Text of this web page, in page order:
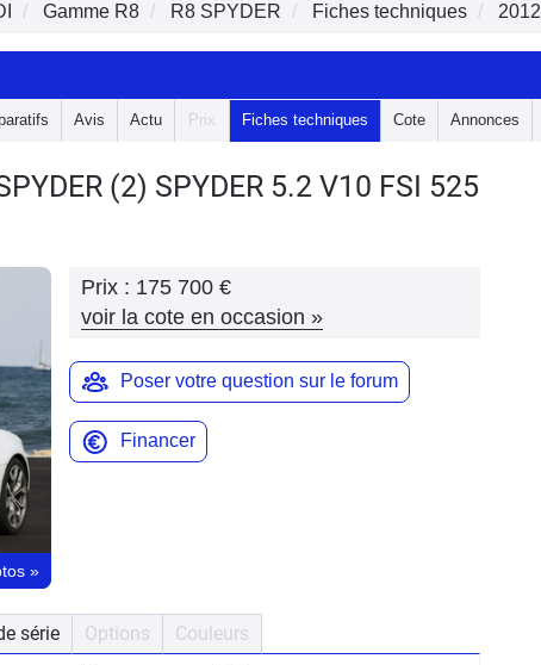
Gamme R8 R8 SPYDER Fiches techniques 2012
Avis Actu Prix Fiches techniques Cote Annonces
(2) SPYDER 5.2 V10 FSI 525
»
Prix : 175 700 €
voir la cote en occasion »
Poser votre question sur le forum
Financer
série Options Couleurs